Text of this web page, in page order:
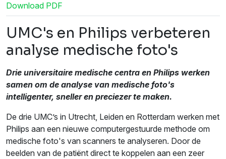
Download PDF
UMC's en Philips verbeteren
analyse medische foto's
Drie universitaire medische centra en Philips werken
samen om de analyse van medische foto's
intelligenter, sneller en preciezer te maken.
De drie UMC’s in Utrecht, Leiden en Rotterdam werken met
Philips aan een nieuwe computergestuurde methode om
medische foto's van scanners te analyseren. Door de
beelden van de patiënt direct te koppelen aan een zeer